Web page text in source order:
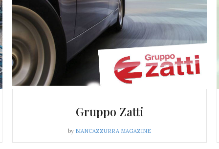
Ginnastica Sorbolo
by BIANCAZZURRA MAGAZINE